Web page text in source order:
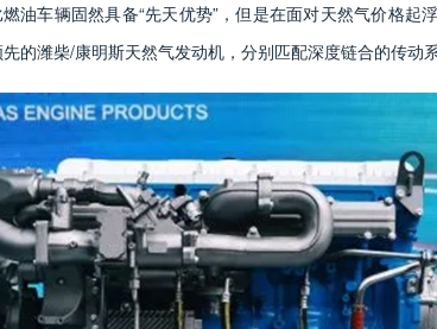
油车辆固然具备“先天优势”，但是在面对天然气价格起
的潍柴/康明斯天然气发动机，分别匹配深度链合的传动系